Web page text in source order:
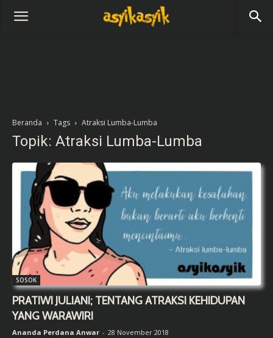
Beranda Tags Atraksi Lumba-Lumba
Topik: Atraksi Lumba-Lumba
SOSOK
PRATIWI JULIANI; TENTANG ATRAKSI KEHIDUPAN
YANG WARAWIRI
Ananda Perdana Anwar - 28 November 2018